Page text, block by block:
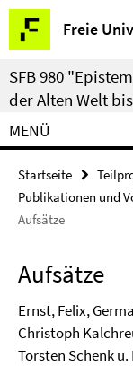
Springe
direkt
zu
Inhalt
Freie
Service-
Navigation
SFB 980
der Alten Welt
MENÜ
Startseite
Publikationen und
Aufsätze
Aufsätze
Ernst, Felix,
Christoph
Torsten Schenk u.